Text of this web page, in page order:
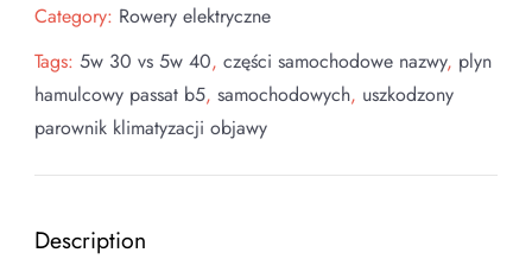
Category: Rowery elektryczne
Tags: 5w 30 vs 5w 40, części samochodowe nazwy, plyn
hamulcowy passat b5, samochodowych, uszkodzony
parownik klimatyzacji objawy
Description